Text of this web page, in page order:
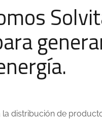
distribución de